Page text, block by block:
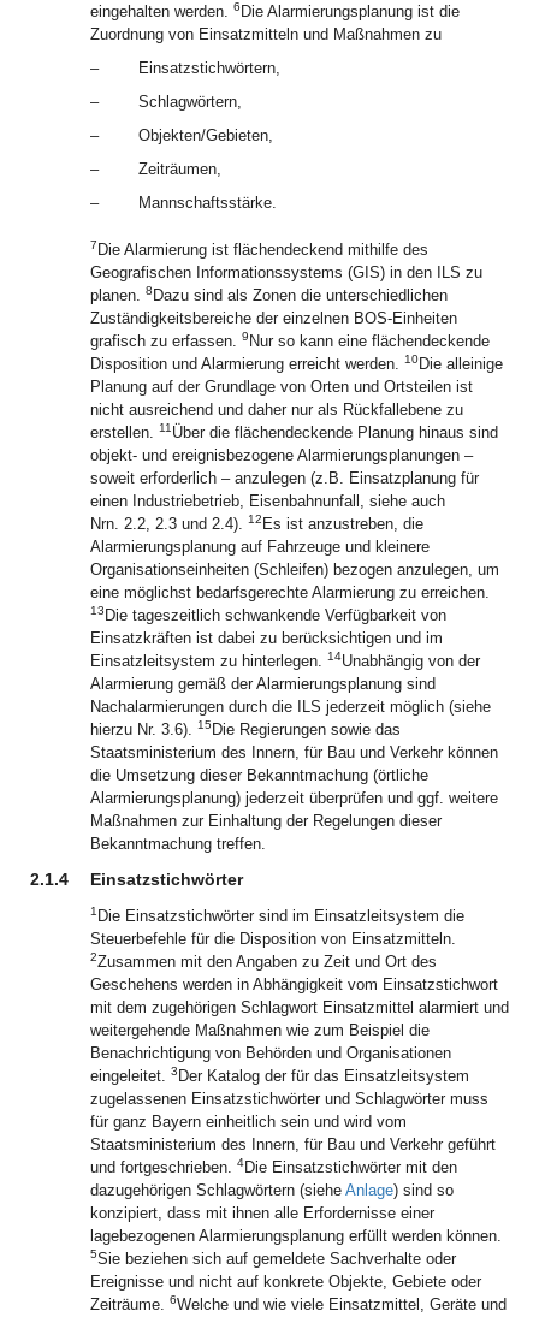
eingehalten werden. 6 Die Alarmierungsplanung ist die
Zuordnung von Einsatzmitteln und Maßnahmen zu
–
Einsatzstichwörtern,
–
Schlagwörtern,
–
Objekten/Gebieten,
–
Zeiträumen,
–
Mannschaftsstärke.
7 Die Alarmierung ist flächendeckend mithilfe des
Geografischen Informationssystems (GIS) in den ILS zu
planen. 8 Dazu sind als Zonen die unterschiedlichen
Zuständigkeitsbereiche der einzelnen BOS-Einheiten
grafisch zu erfassen. 9 Nur so kann eine flächendeckende
Disposition und Alarmierung erreicht werden. 10Die alleinige
Planung auf der Grundlage von Orten und Ortsteilen ist
nicht ausreichend und daher nur als Rückfallebene zu
erstellen. 11Über die flächendeckende Planung hinaus sind
objekt- und ereignisbezogene Alarmierungsplanungen –
soweit erforderlich – anzulegen (z.B. Einsatzplanung für
einen Industriebetrieb, Eisenbahnunfall, siehe auch
Nrn. 2.2, 2.3 und 2.4). 12 Es ist anzustreben, die
Alarmierungsplanung auf Fahrzeuge und kleinere
Organisationseinheiten (Schleifen) bezogen anzulegen, um
eine möglichst bedarfsgerechte Alarmierung zu erreichen.
13 Die tageszeitlich schwankende Verfügbarkeit von
Einsatzkräften ist dabei zu berücksichtigen und im
Einsatzleitsystem zu hinterlegen. 14Unabhängig von der
Alarmierung gemäß der Alarmierungsplanung sind
Nachalarmierungen durch die ILS jederzeit möglich (siehe
hierzu Nr. 3.6). 15 Die Regierungen sowie das
Staatsministerium des Innern, für Bau und Verkehr können
die Umsetzung dieser Bekanntmachung (örtliche
Alarmierungsplanung) jederzeit überprüfen und ggf. weitere
Maßnahmen zur Einhaltung der Regelungen dieser
Bekanntmachung treffen.
2.1.4 Einsatzstichwörter
1 Die Einsatzstichwörter sind im Einsatzleitsystem die
Steuerbefehle für die Disposition von Einsatzmitteln.
2Zusammen mit den Angaben zu Zeit und Ort des
Geschehens werden in Abhängigkeit vom Einsatzstichwort
mit dem zugehörigen Schlagwort Einsatzmittel alarmiert und
weitergehende Maßnahmen wie zum Beispiel die
Benachrichtigung von Behörden und Organisationen
eingeleitet. 3 Der Katalog der für das Einsatzleitsystem
zugelassenen Einsatzstichwörter und Schlagwörter muss
für ganz Bayern einheitlich sein und wird vom
Staatsministerium des Innern, für Bau und Verkehr geführt
und fortgeschrieben. 4Die Einsatzstichwörter mit den
dazugehörigen Schlagwörtern (siehe Anlage) sind so
konzipiert, dass mit ihnen alle Erfordernisse einer
lagebezogenen Alarmierungsplanung erfüllt werden können.
5Sie beziehen sich auf gemeldete Sachverhalte oder
Ereignisse und nicht auf konkrete Objekte, Gebiete oder
Zeiträume. 6Welche und wie viele Einsatzmittel, Geräte und